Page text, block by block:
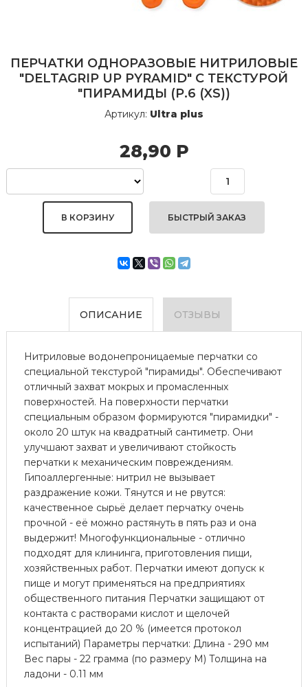
ПЕРЧАТКИ ОДНОРАЗОВЫЕ НИТРИЛОВЫЕ
"DELTAGRIP UP PYRAMID" С ТЕКСТУРОЙ
"ПИРАМИДЫ (Р.6 (XS))
Артикул: Ultra plus
28,90 Р
БЫСТРЫЙ ЗАКАЗ
ОПИСАНИЕ ОТЗЫВЫ
Нитриловые водонепроницаемые перчатки со
специальной текстурой "пирамиды". Обеспечивают
отличный захват мокрых и промасленных
поверхностей. На поверхности перчатки
специальным образом формируются "пирамидки" -
около 20 штук на квадратный сантиметр. Они
улучшают захват и увеличивают стойкость
перчатки к механическим повреждениям.
Гипоаллергенные: нитрил не вызывает
раздражение кожи. Тянутся и не рвутся:
качественное сырьё делает перчатку очень
прочной - её можно растянуть в пять раз и она
выдержит! Многофункциональные - отлично
подходят для клининга, приготовления пищи,
хозяйственных работ. Перчатки имеют допуск к
пище и могут применяться на предприятиях
общественного питания Перчатки защищают от
контакта с растворами кислот и щелочей
концентрацией до 20 % (имеется протокол
испытаний) Параметры перчатки: Длина - 290 мм
Вес пары - 22 грамма (по размеру М) Толщина на
ладони - 0.11 мм